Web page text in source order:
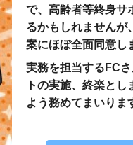
で、高齢者等終身サ
るかもしれませんが
案にほぼ全面同意し
実務を担当するFC
トの実施、終楽と
よう務めてまいりま